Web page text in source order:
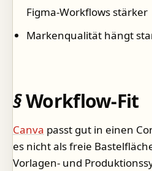
Figma-Workflows stärker
Markenqualität hängt
Workflow-Fit
Canva passt gut in einen
es nicht als freie
Vorlagen- und